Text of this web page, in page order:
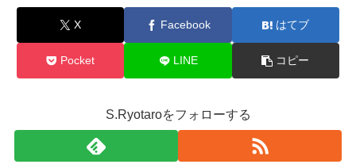
X Facebook はてブ
Pocket LINE コピー
S.Ryotaroをフォローする